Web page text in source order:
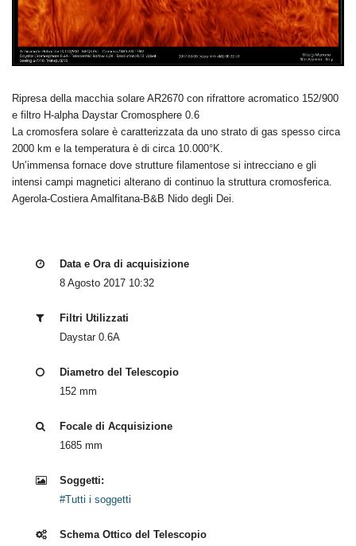
Ripresa della macchia solare AR2670 con rifrattore acromatico 152/900
e filtro H-alpha Daystar Cromosphere 0.6
La cromosfera solare è caratterizzata da uno strato di gas spesso circa
2000 km e la temperatura è di circa 10.000°K.
Un’immensa fornace dove strutture filamentose si intrecciano e gli
intensi campi magnetici alterano di continuo la struttura cromosferica.
Agerola-Costiera Amalfitana-B&B Nido degli Dei.
Data e Ora di acquisizione
8 Agosto 2017 10:32
Filtri Utilizzati
Daystar 0.6A
Diametro del Telescopio
152 mm
Focale di Acquisizione
1685 mm
Soggetti:
#Tutti i soggetti
Schema Ottico del Telescopio